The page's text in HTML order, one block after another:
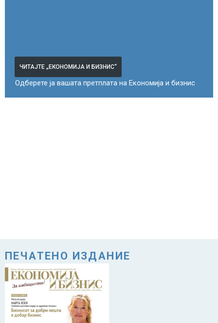
ЧИТАЈТЕ „ЕКОНОМИЈА И БИЗНИС“
Одберете ја вашата претплата на Економија и бизнис
ПЕЧАТЕНО ИЗДАНИЕ